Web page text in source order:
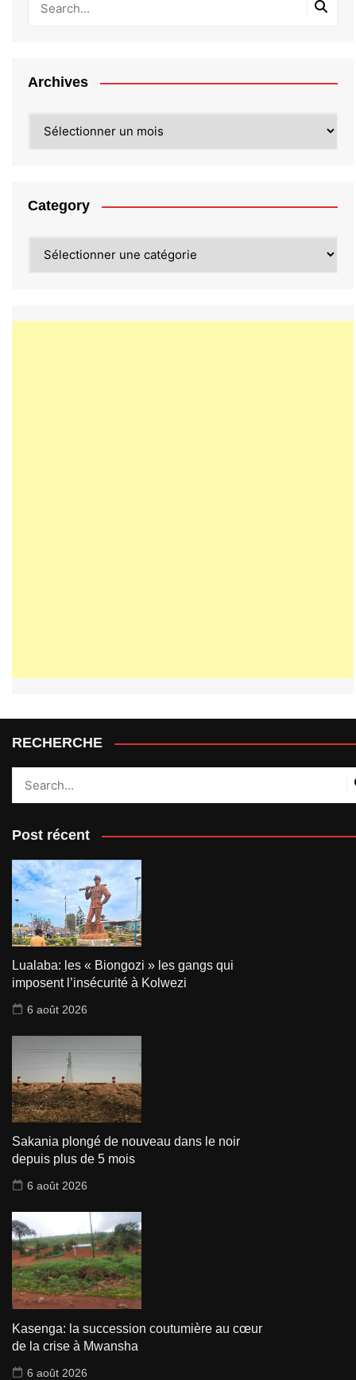
Archives
Category
RECHERCHE
Post récent
Lualaba: les « Biongozi » les gangs qui
imposent l’insécurité à Kolwezi
6 août 2026
Sakania plongé de nouveau dans le noir
depuis plus de 5 mois
6 août 2026
Kasenga: la succession coutumière au cœur
de la crise à Mwansha
6 août 2026